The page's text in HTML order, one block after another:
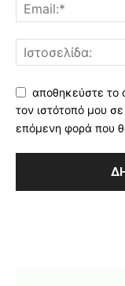
αποθηκεύστε το
τον ιστότοπό μου
επόμενη φορά που